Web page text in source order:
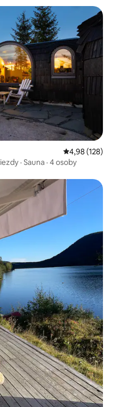
Priemerné
4,98 (128)
· Sauna · 4 osoby